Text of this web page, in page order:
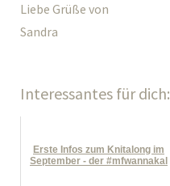
Liebe Grüße von
Sandra
Interessantes für dich:
Erste Infos zum Knitalong im
September - der #mfwannakal